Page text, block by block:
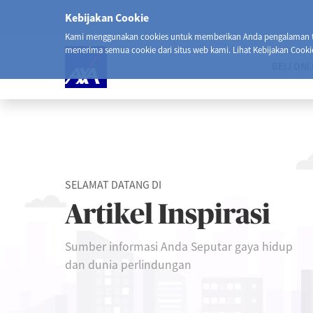
Kebijakan Cookie
Kami menggunakan cookies untuk memberikan Anda
menerima semua cookie dari situs web kami. Lihat Kebijakan
SELAMAT DATANG DI
Artikel Inspirasi
Sumber informasi Anda Seputar gaya hidup
dan dunia perlindungan